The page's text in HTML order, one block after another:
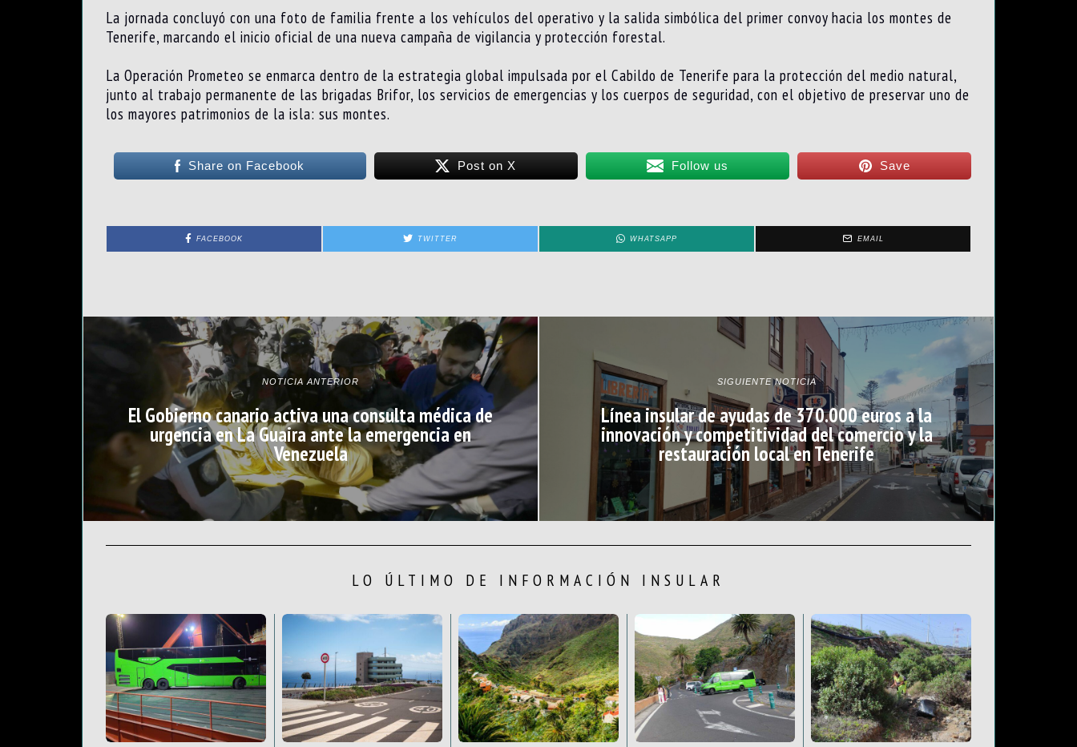
La jornada concluyó con una foto de familia frente a los vehículos del operativo y la salida simbólica del primer convoy hacia los montes de
Tenerife, marcando el inicio oficial de una nueva campaña de vigilancia y protección forestal.
La Operación Prometeo se enmarca dentro de la estrategia global impulsada por el Cabildo de Tenerife para la protección del medio natural,
junto al trabajo permanente de las brigadas Brifor, los servicios de emergencias y los cuerpos de seguridad, con el objetivo de preservar uno de
los mayores patrimonios de la isla: sus montes.
Share on Facebook Post on X Follow us Save
FACEBOOK TWITTER WHATSAPP EMAIL
NOTICIA ANTERIOR
El Gobierno canario activa una consulta médica de
urgencia en La Guaira ante la emergencia en
Venezuela
SIGUIENTE NOTICIA
Línea insular de ayudas de 370.000 euros a la
innovación y competitividad del comercio y la
restauración local en Tenerife
LO ÚLTIMO DE INFORMACIÓN INSULAR